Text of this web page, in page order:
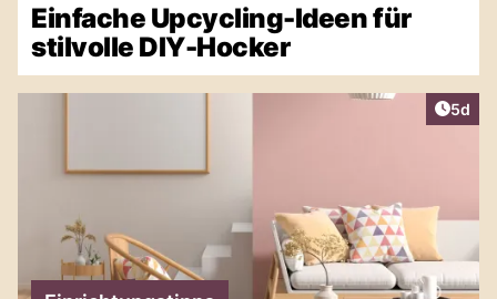
Einfache Upcycling-Ideen für
stilvolle DIY-Hocker
5d